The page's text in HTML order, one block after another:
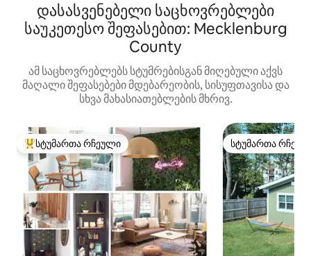
დასასვენებელი საცხოვრებლები
საუკეთესო შეფასებით: Mecklenburg
County
ამ საცხოვრებლებს სტუმრებისგან მიღებული აქვს
მაღალი შეფასებები მდებარეობის, სისუფთავისა და
სხვა მახასიათებლების მხრივ.
სტუმართა რჩეული მოწინავე ვარიანტი
სტუმართა რჩეული სტუმართა
სტუმართა